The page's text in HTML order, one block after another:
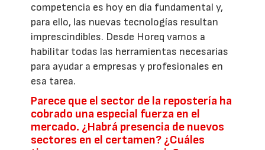
competencia es hoy en día fundamental y,
para ello, las nuevas tecnologías resultan
imprescindibles. Desde Horeq vamos a
habilitar todas las herramientas necesarias
para ayudar a empresas y profesionales en
esa tarea.
Parece que el sector de la repostería ha
cobrado una especial fuerza en el
mercado. ¿Habrá presencia de nuevos
sectores en el certamen? ¿Cuáles